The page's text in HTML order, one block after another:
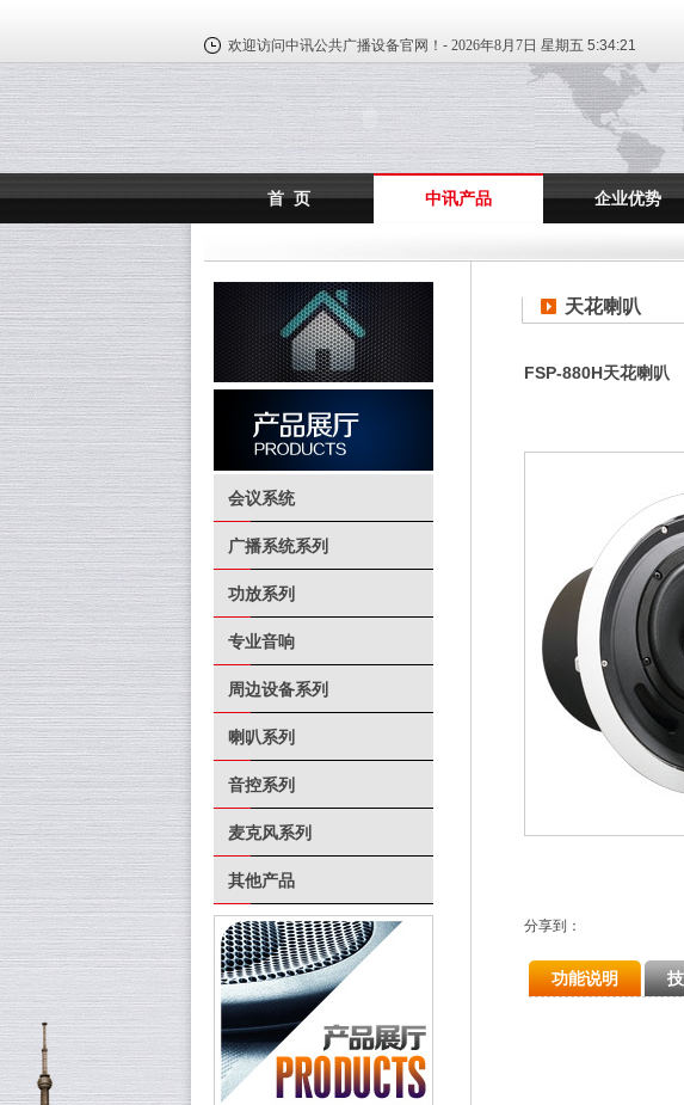
欢迎访问中讯公共广播设备官网！- 2026年8月7日 星期五 5:34:21
首 页 中讯产品 企业优势
会议系统
广播系统系列
功放系列
专业音响
周边设备系列
喇叭系列
音控系列
麦克风系列
其他产品
天花喇叭
FSP-880H天花喇叭
分享到：
功能说明